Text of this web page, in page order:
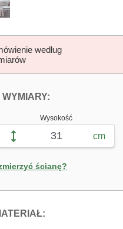
według
Wysokość
cm
ścianę?